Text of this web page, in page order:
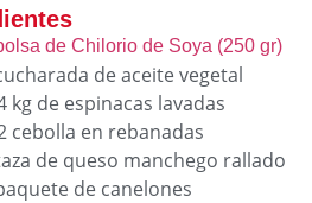
de Chilorio de Soya (250 gr)
de aceite vegetal
kg de espinacas lavadas
cebolla en rebanadas
de queso manchego rallado
de canelones